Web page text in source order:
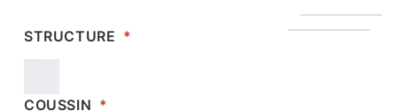
STRUCTURE *
COUSSIN *